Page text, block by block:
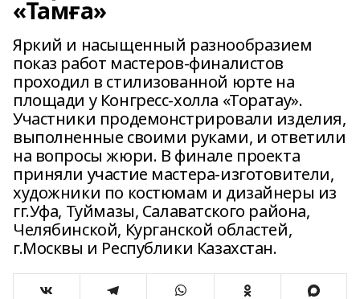
«Тамға»
Яркий и насыщенный разнообразием
показ работ мастеров-финалистов
проходил в стилизованной юрте на
площади у Конгресс-холла «Торатау».
Участники продемонстрировали изделия,
выполненные своими руками, и ответили
на вопросы жюри. В финале проекта
приняли участие мастера-изготовители,
художники по костюмам и дизайнеры из
гг.Уфа, Туймазы, Салаватского района,
Челябинской, Курганской областей,
г.Москвы и Республики Казахстан.